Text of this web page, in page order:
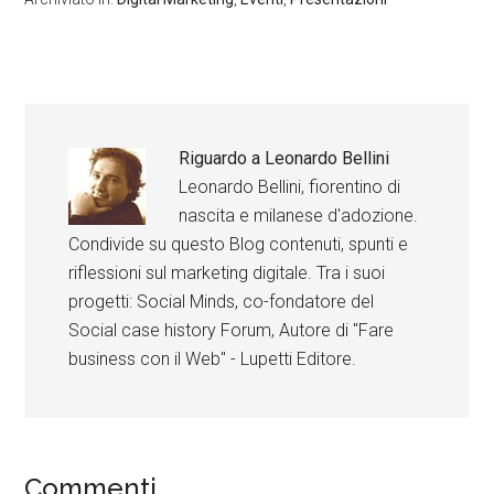
Riguardo a Leonardo Bellini
Leonardo Bellini, fiorentino di
nascita e milanese d'adozione.
Condivide su questo Blog contenuti, spunti e
riflessioni sul marketing digitale. Tra i suoi
progetti: Social Minds, co-fondatore del
Social case history Forum, Autore di "Fare
business con il Web" - Lupetti Editore.